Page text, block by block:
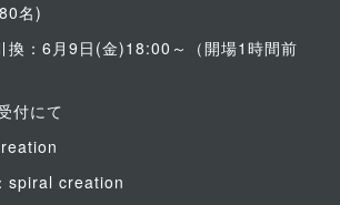
名)
：6月9日(金)18:00～（開場1時間前
付にて
spiral creation